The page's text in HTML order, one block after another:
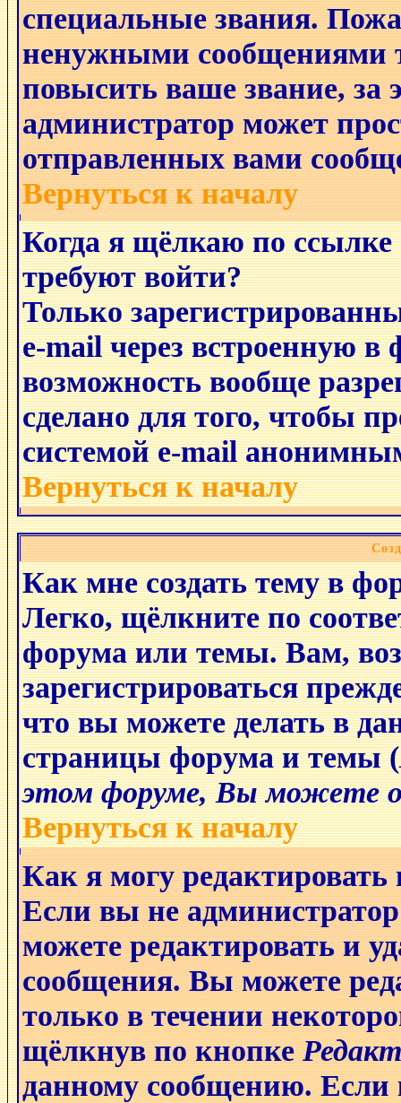
специальные звания.
ненужными сообщениями
повысить ваше звание, за
администратор может
отправленных вами
Вернуться к началу
Когда я щёлкаю по
требуют войти?
Только
e-mail через встроенную в
возможность вообще
сделано для того, чтобы
системой e-mail
Вернуться к началу
Как мне создать тему в
Легко, щёлкните по
форума или темы. Вам,
зарегистрироваться
что вы можете делать в
страницы форума и темы (
этом форуме, Вы можете
Вернуться к началу
Как я могу
Если вы не
можете редактировать и
сообщения. Вы можете
только в течении
щёлкнув по кнопке
данному сообщению. Если